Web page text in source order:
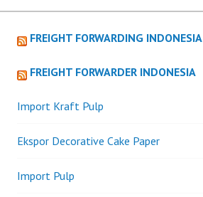
FREIGHT FORWARDING INDONESIA
FREIGHT FORWARDER INDONESIA
Import Kraft Pulp
Ekspor Decorative Cake Paper
Import Pulp